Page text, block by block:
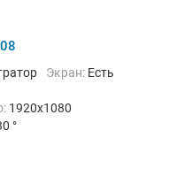
Экран: Есть
1920x1080
°